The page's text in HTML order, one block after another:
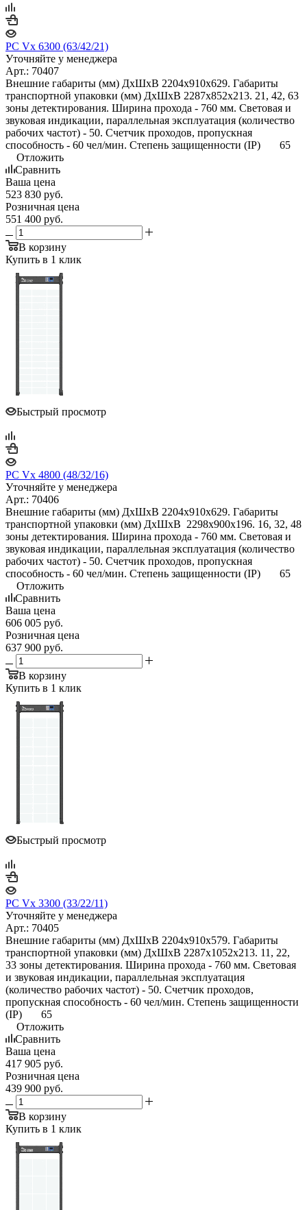
PC Vx 6300 (63/42/21)
Уточняйте у менеджера
Арт.: 70407
Внешние габариты (мм) ДхШхВ 2204x910x629. Габариты
транспортной упаковки (мм) ДхШхВ 2287х852х213. 21, 42, 63
зоны детектирования. Ширина прохода - 760 мм. Световая и
звуковая индикации, параллельная эксплуатация (количество
рабочих частот) - 50. Счетчик проходов, пропускная
способность - 60 чел/мин. Степень защищенности (IP) 65
Отложить
Сравнить
Ваша цена
523 830 руб.
Розничная цена
551 400 руб.
В корзину
Купить в 1 клик
Быстрый просмотр
PC Vx 4800 (48/32/16)
Уточняйте у менеджера
Арт.: 70406
Внешние габариты (мм) ДхШхВ 2204х910х629. Габариты
транспортной упаковки (мм) ДхШхВ 2298х900х196. 16, 32, 48
зоны детектирования. Ширина прохода - 760 мм. Световая и
звуковая индикации, параллельная эксплуатация (количество
рабочих частот) - 50. Счетчик проходов, пропускная
способность - 60 чел/мин. Степень защищенности (IP) 65
Отложить
Сравнить
Ваша цена
606 005 руб.
Розничная цена
637 900 руб.
В корзину
Купить в 1 клик
Быстрый просмотр
PC Vx 3300 (33/22/11)
Уточняйте у менеджера
Арт.: 70405
Внешние габариты (мм) ДхШхВ 2204х910х579. Габариты
транспортной упаковки (мм) ДхШхВ 2287х1052х213. 11, 22,
33 зоны детектирования. Ширина прохода - 760 мм. Световая
и звуковая индикации, параллельная эксплуатация
(количество рабочих частот) - 50. Счетчик проходов,
пропускная способность - 60 чел/мин. Степень защищенности
(IP) 65
Отложить
Сравнить
Ваша цена
417 905 руб.
Розничная цена
439 900 руб.
В корзину
Купить в 1 клик